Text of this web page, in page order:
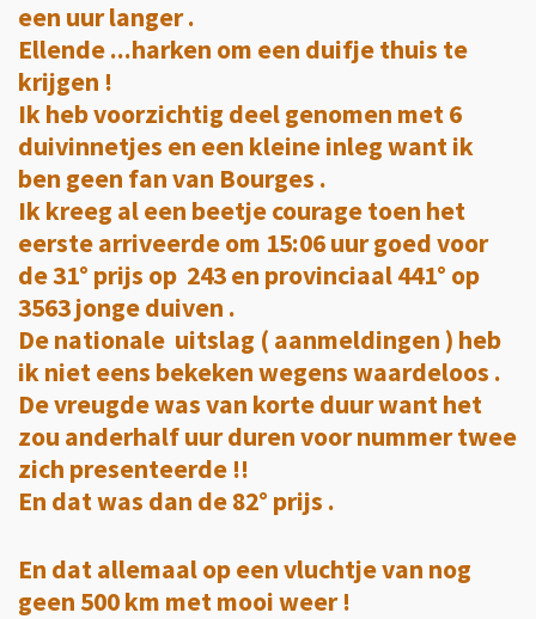
een uur langer .
Ellende ...harken om een duifje thuis te
krijgen !
Ik heb voorzichtig deel genomen met 6
duivinnetjes en een kleine inleg want ik
ben geen fan van Bourges .
Ik kreeg al een beetje courage toen het
eerste arriveerde om 15:06 uur goed voor
de 31° prijs op 243 en provinciaal 441° op
3563 jonge duiven .
De nationale uitslag ( aanmeldingen ) heb
ik niet eens bekeken wegens waardeloos .
De vreugde was van korte duur want het
zou anderhalf uur duren voor nummer twee
zich presenteerde !!
En dat was dan de 82° prijs .
En dat allemaal op een vluchtje van nog
geen 500 km met mooi weer !